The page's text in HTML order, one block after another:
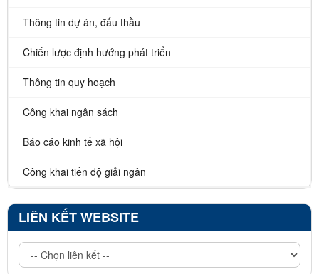
Thông tin dự án, đấu thầu
Chiến lược định hướng phát triển
Thông tin quy hoạch
Công khai ngân sách
Báo cáo kinh tế xã hội
Công khai tiến độ giải ngân
LIÊN KẾT WEBSITE